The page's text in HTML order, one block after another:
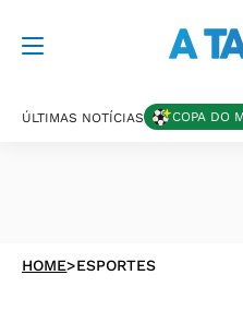
ÚLTIMAS NOTÍCIAS COPA DO
HOME>ESPORTES